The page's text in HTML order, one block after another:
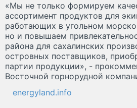
«Мы не только формируем
ассортимент продуктов для
работающих в угольном
но и повышаем
района для сахалинских
островных поставщиков,
партии продукции», -
Восточной горнорудной
energyland.info